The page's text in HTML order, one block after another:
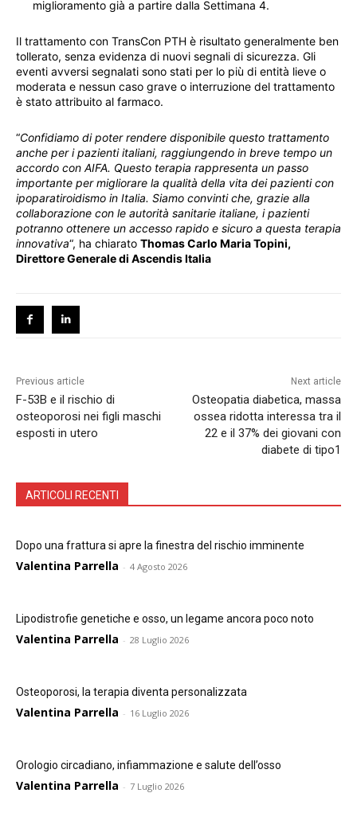
miglioramento già a partire dalla Settimana 4.
Il trattamento con TransCon PTH è risultato generalmente ben
tollerato, senza evidenza di nuovi segnali di sicurezza. Gli
eventi avversi segnalati sono stati per lo più di entità lieve o
moderata e nessun caso grave o interruzione del trattamento
è stato attribuito al farmaco.
“Confidiamo di poter rendere disponibile questo trattamento
anche per i pazienti italiani, raggiungendo in breve tempo un
accordo con AIFA. Questo terapia rappresenta un passo
importante per migliorare la qualità della vita dei pazienti con
ipoparatiroidismo in Italia. Siamo convinti che, grazie alla
collaborazione con le autorità sanitarie italiane, i pazienti
potranno ottenere un accesso rapido e sicuro a questa terapia
innovativa“, ha chiarato Thomas Carlo Maria Topini,
Direttore Generale di Ascendis Italia
Previous article
F-53B e il rischio di
osteoporosi nei figli maschi
esposti in utero
Next article
Osteopatia diabetica, massa
ossea ridotta interessa tra il
22 e il 37% dei giovani con
diabete di tipo1
ARTICOLI RECENTI
Dopo una frattura si apre la finestra del rischio imminente
Valentina Parrella - 4 Agosto 2026
Lipodistrofie genetiche e osso, un legame ancora poco noto
Valentina Parrella - 28 Luglio 2026
Osteoporosi, la terapia diventa personalizzata
Valentina Parrella - 16 Luglio 2026
Orologio circadiano, infiammazione e salute dell’osso
Valentina Parrella - 7 Luglio 2026